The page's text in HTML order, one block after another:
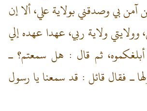
آمن بي وصدقني بولاية علي، ألا إن
وولايتي ولاية ربي، عهدا عهده إلي
ثم قال : هل سمعتم؟ ـ
ـ فقال قائل : قد سمعنا يا رسول